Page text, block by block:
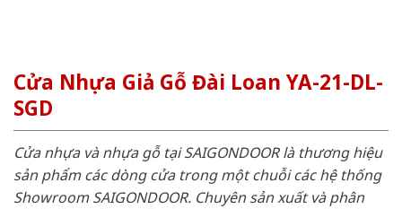
Cửa Nhựa Giả Gỗ Đài Loan YA-21-DL-
SGD
Cửa nhựa và nhựa gỗ tại SAIGONDOOR là thương hiệu
sản phẩm các dòng cửa trong một chuỗi các hệ thống
Showroom SAIGONDOOR. Chuyên sản xuất và phân